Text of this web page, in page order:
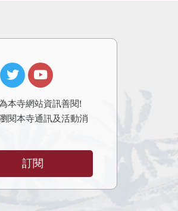
本寺網站資訊善閱!
閱本寺通訊及活動消
訂閱